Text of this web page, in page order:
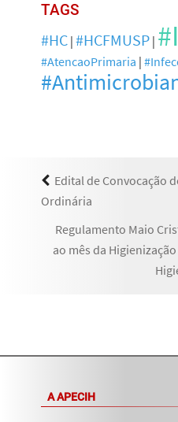
TAGS
#HC |#HCFMUSP |
#AtencaoPrimaria |
Edital de Convocação
Ordinária
Regulamento Maio
ao mês da
A APECIH